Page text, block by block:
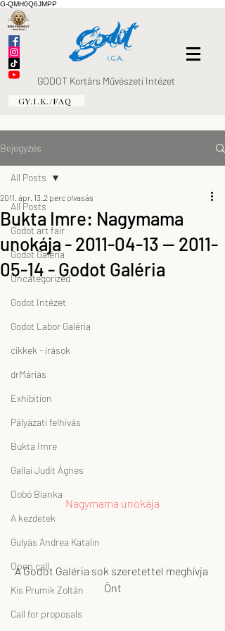
G-QMH0Q6JMPP
GODOT Kortárs Művészeti Intézet
GY.I.K./FAQ
Bejegyzés
All Posts
Godot art fair
Godot Galéria
Uncategorized
Godot Intézet
Godot Labor Galéria
cikkek - írások
drMáriás
Exhibition
Pályázati felhívás
Bukta Imre
Gallai Judit Ágnes
Dobó Bianka
A kezdetek
Gulyás Andrea Katalin
Open call
Kis Prumik Zoltán
Call for proposals
All Posts
Bukta Imre: Nagymama
unokája - 2011-04-13 — 2011-
05-14 - Godot Galéria
2011. ápr. 13. 2 perc olvasás
Nagymama unokája
A Godot Galéria sok szeretettel meghívja
Önt